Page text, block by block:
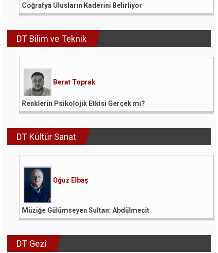
Coğrafya Ulusların Kaderini Belirliyor
DT Bilim ve Teknik
Berat Toprak
Renklerin Psikolojik Etkisi Gerçek mi?
DT Kültür Sanat
Oğuz Elbaş
Müziğe Gülümseyen Sultan: Abdülmecit
DT Gezi